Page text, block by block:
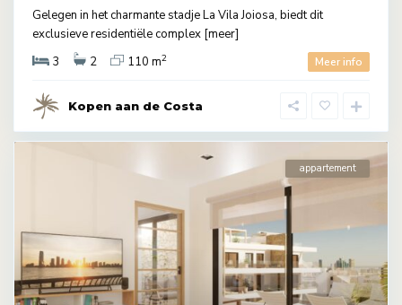
Gelegen in het charmante stadje La Vila Joiosa, biedt dit
exclusieve residentiële complex [meer]
3
2 110 m2 Meer info
Kopen aan de Costa
appartement